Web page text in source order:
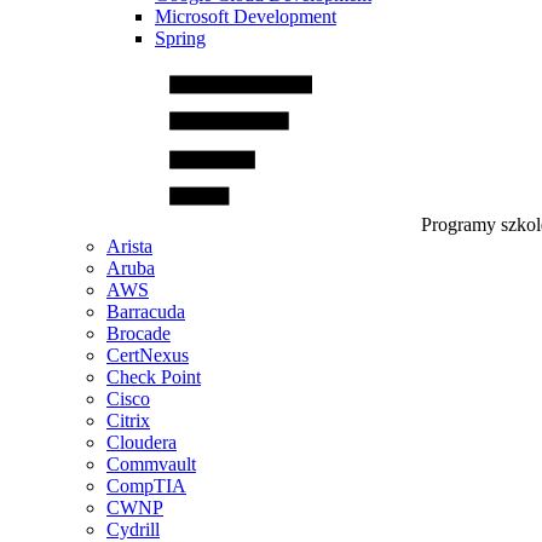
Microsoft Development
Spring
Programy
Arista
Aruba
AWS
Barracuda
Brocade
CertNexus
Check Point
Cisco
Citrix
Cloudera
Commvault
CompTIA
CWNP
Cydrill